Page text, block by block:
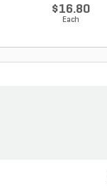
$16.80
Each